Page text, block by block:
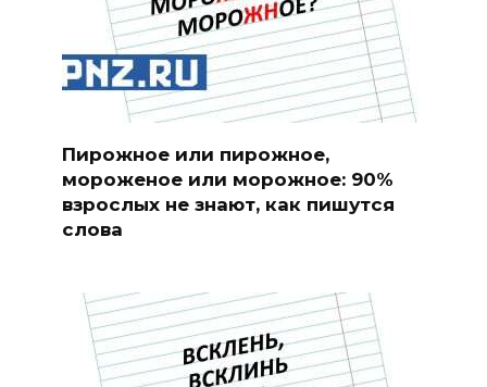
Пирожное или пирожное,
мороженое или морожное: 90%
взрослых не знают, как пишутся
слова